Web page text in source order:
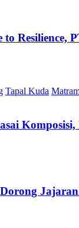
to Resilience,
Tapal Kuda